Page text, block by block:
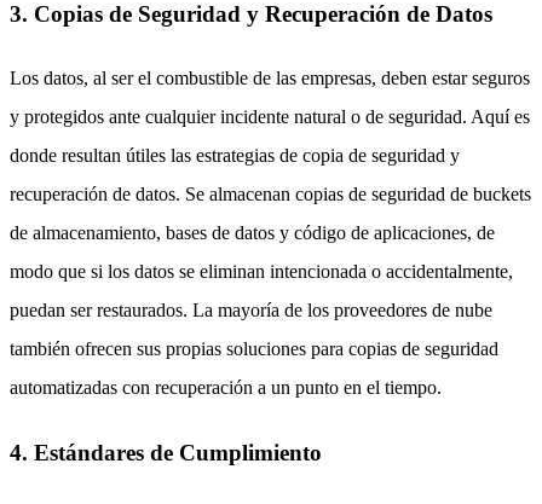
3. Copias de Seguridad y Recuperación de Datos
Los datos, al ser el combustible de las empresas, deben estar seguros
y protegidos ante cualquier incidente natural o de seguridad. Aquí es
donde resultan útiles las estrategias de copia de seguridad y
recuperación de datos. Se almacenan copias de seguridad de buckets
de almacenamiento, bases de datos y código de aplicaciones, de
modo que si los datos se eliminan intencionada o accidentalmente,
puedan ser restaurados. La mayoría de los proveedores de nube
también ofrecen sus propias soluciones para copias de seguridad
automatizadas con recuperación a un punto en el tiempo.
4. Estándares de Cumplimiento